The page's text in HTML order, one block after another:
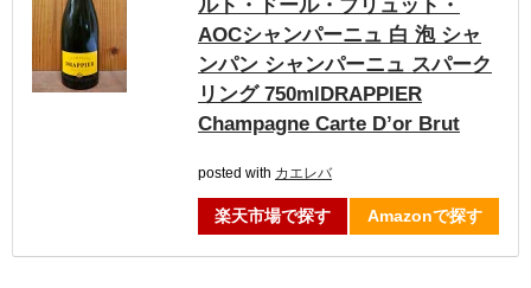
ルト・ドール・ブリュット・
AOCシャンパーニュ 白 泡 シャ
ンパン シャンパーニュ スパーク
リング 750mlDRAPPIER
Champagne Carte D’or Brut
posted with カエレバ
楽天市場で探す Amazonで探す